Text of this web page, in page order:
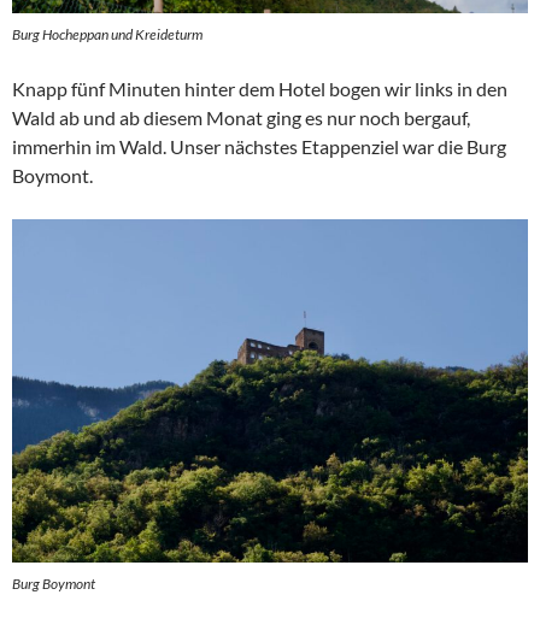
Burg Hocheppan und Kreideturm
Knapp fünf Minuten hinter dem Hotel bogen wir links in den
Wald ab und ab diesem Monat ging es nur noch bergauf,
immerhin im Wald. Unser nächstes Etappenziel war die Burg
Boymont.
Burg Boymont